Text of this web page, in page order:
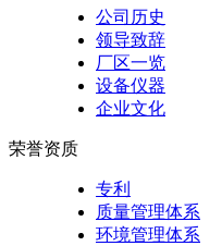
公司历史
领导致辞
厂区一览
设备仪器
企业文化
荣誉资质
专利
质量管理体系
环境管理体系